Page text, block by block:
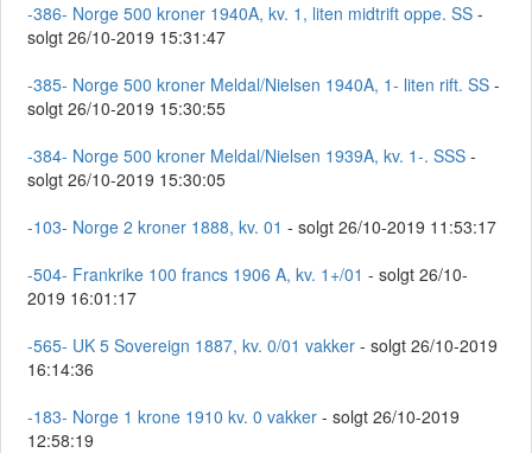
-386- Norge 500 kroner 1940A, kv. 1, liten midtrift oppe. SS -
solgt 26/10-2019 15:31:47
-385- Norge 500 kroner Meldal/Nielsen 1940A, 1- liten rift. SS -
solgt 26/10-2019 15:30:55
-384- Norge 500 kroner Meldal/Nielsen 1939A, kv. 1-. SSS -
solgt 26/10-2019 15:30:05
-103- Norge 2 kroner 1888, kv. 01 - solgt 26/10-2019 11:53:17
-504- Frankrike 100 francs 1906 A, kv. 1+/01 - solgt 26/10-
2019 16:01:17
-565- UK 5 Sovereign 1887, kv. 0/01 vakker - solgt 26/10-2019
16:14:36
-183- Norge 1 krone 1910 kv. 0 vakker - solgt 26/10-2019
12:58:19